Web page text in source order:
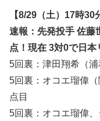
【8/29（土）17時
速報 ：先発投手 佐
点！現在 3対0で日本
5回裏：津田翔希（
5回裏：オコエ瑠偉
点目
5回裏：オコエ瑠偉